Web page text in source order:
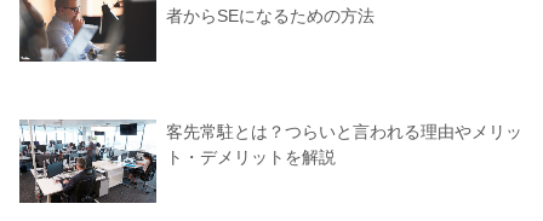
者からSEになるための方法
客先常駐とは？つらいと言われる理由やメリッ
ト・デメリットを解説